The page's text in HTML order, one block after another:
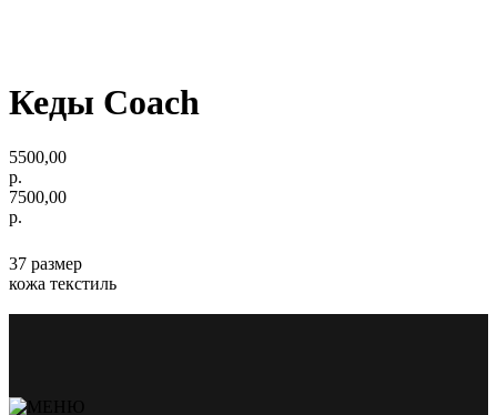
Кеды Coach
5500,00
р.
7500,00
р.
37 размер
кожа текстиль